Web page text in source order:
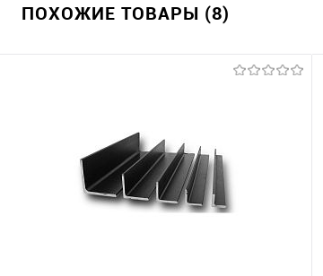
ПОХОЖИЕ ТОВАРЫ (8)